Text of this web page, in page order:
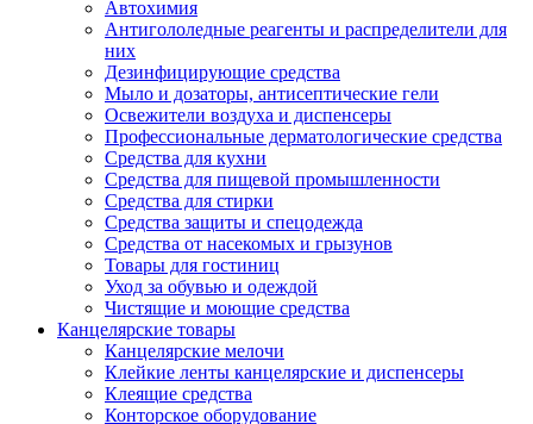
Автохимия
Антигололедные реагенты и распределители для
них
Дезинфицирующие средства
Мыло и дозаторы, антисептические гели
Освежители воздуха и диспенсеры
Профессиональные дерматологические средства
Средства для кухни
Средства для пищевой промышленности
Средства для стирки
Средства защиты и спецодежда
Средства от насекомых и грызунов
Товары для гостиниц
Уход за обувью и одеждой
Чистящие и моющие средства
Канцелярские товары
Канцелярские мелочи
Клейкие ленты канцелярские и диспенсеры
Клеящие средства
Конторское оборудование